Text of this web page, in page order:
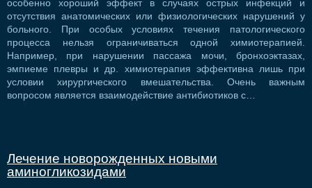
особенно хороший эффект в случаях острых инфекций и
отсутствия анатомических или физиологических нарушений у
больного. При особых условиях течения патологического
процесса нельзя ограничиваться одной химиотерапией.
Например, при нарушении пассажа мочи, бронхоэктазах,
эмпиеме плевры и др. химиотерапия эффективна лишь при
условии хирургического вмешательства. Очень важным
вопросом является взаимодействие антибиотиков с…
Лечение новорожденных новыми
аминогликозидами